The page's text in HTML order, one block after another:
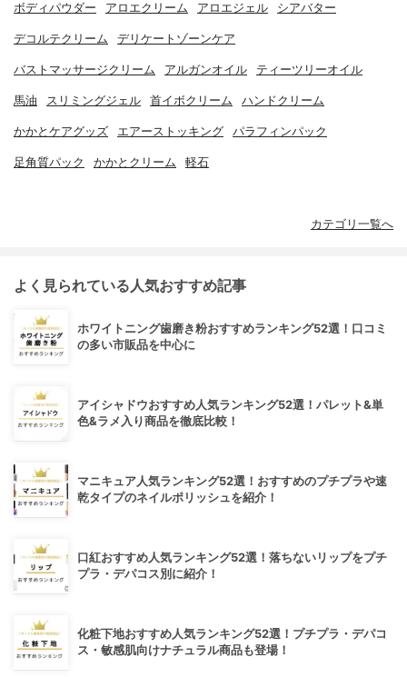
ボディパウダー アロエクリーム アロエジェル シアバター
デコルテクリーム デリケートゾーンケア
バストマッサージクリーム アルガンオイル ティーツリーオイル
馬油 スリミングジェル 首イボクリーム ハンドクリーム
かかとケアグッズ エアーストッキング パラフィンパック
足角質パック かかとクリーム 軽石
カテゴリ一覧へ
よく見られている人気おすすめ記事
ホワイトニング歯磨き粉おすすめランキング52選！口コミ
の多い市販品を中心に
アイシャドウおすすめ人気ランキング52選！パレット&単
色&ラメ入り商品を徹底比較！
マニキュア人気ランキング52選！おすすめのプチプラや速
乾タイプのネイルポリッシュを紹介！
口紅おすすめ人気ランキング52選！落ちないリップをプチ
プラ・デパコス別に紹介！
化粧下地おすすめ人気ランキング52選！プチプラ・デパコ
ス・敏感肌向けナチュラル商品も登場！